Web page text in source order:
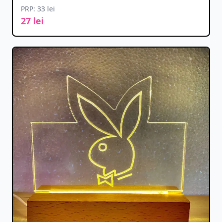
PRP: 33 lei
27 lei